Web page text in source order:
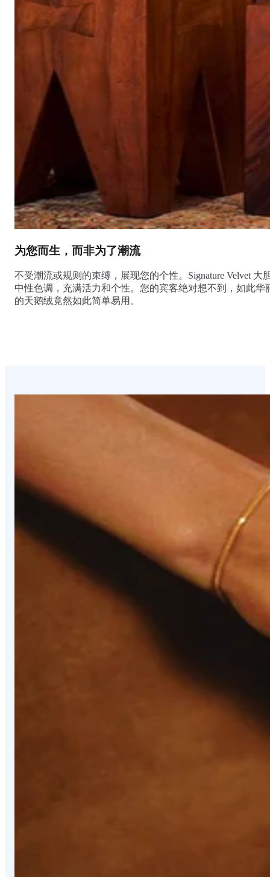
为您而生，而非为了潮流
不受潮流或规则的束缚，展现您的个性。Signature Velvet 大
中性色调，充满活力和个性。您的宾客绝对想不到，如此华
的天鹅绒竟然如此简单易用。